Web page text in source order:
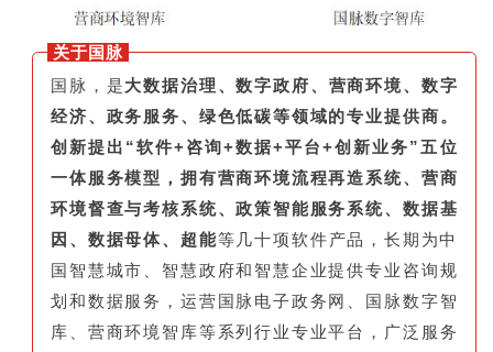
关于国脉
国脉，是大数据治理、数字政府、营商环境、数字
经济、政务服务、绿色低碳等领域的专业提供商。
创新提出“软件+咨询+数据+平台+创新业务”五位
一体服务模型，拥有营商环境流程再造系统、营商
环境督查与考核系统、政策智能服务系统、数据基
因、数据母体、超能等几十项软件产品，长期为中
国智慧城市、智慧政府和智慧企业提供专业咨询规
划和数据服务，运营国脉电子政务网、国脉数字智
库、营商环境智库等系列行业专业平台，广泛服务